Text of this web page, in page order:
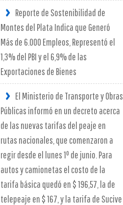
Reporte de Sostenibilidad de
Montes del Plata Indica que Generó
Más de 6.000 Empleos, Representó el
1,3% del PBI y el 6,9% de las
Exportaciones de Bienes
El Ministerio de Transporte y Obras
Públicas informó en un decreto acerca
de las nuevas tarifas del peaje en
rutas nacionales, que comenzaron a
regir desde el lunes 1º de junio. Para
autos y camionetas el costo de la
tarifa básica quedó en $ 196,57, la de
telepeaje en $ 167, y la tarifa de Sucive